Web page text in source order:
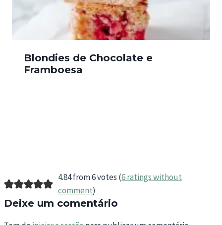
Blondies de Chocolate e
Framboesa
4.84 from 6 votes (6 ratings without
comment)
Deixe um comentário